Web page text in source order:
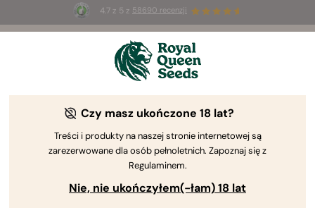
4.7 z 5 z 58690 recenzji
3 nasiona White Widow Auto
The RQS Blog
Odmiany i produkty
Czy masz ukończone 18 lat?
Treści i produkty na naszej stronie internetowej są
zarezerwowane dla osób pełnoletnich. Zapoznaj się z
Regulaminem.
Nie, nie ukończyłem(-łam) 18 lat